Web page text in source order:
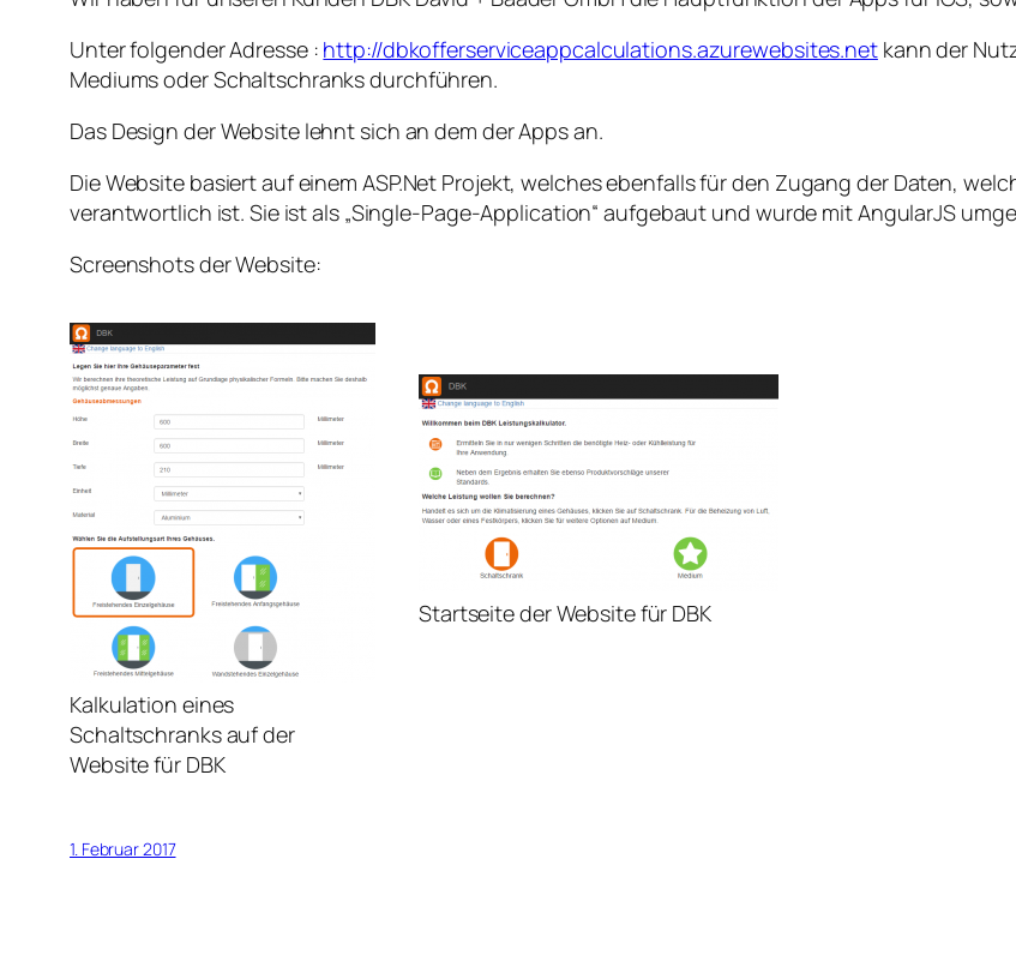
Unter folgender Adresse : http://dbkofferserviceappcalculations.azurewebsites.netkann der
Mediums oder Schaltschranks durchführen.
Das Design der Website lehnt sich an dem der Apps an.
Die Website basiert auf einem ASP.Net Projekt, welches ebenfalls für den Zugang der Daten,
verantwortlich ist. Sie ist als „Single-Page-Application“ aufgebaut und wurde mit AngularJS
Screenshots der Website:
Kalkulation eines
Schaltschranks auf der
Website für DBK
Startseite der Website für DBK
1. Februar 2017